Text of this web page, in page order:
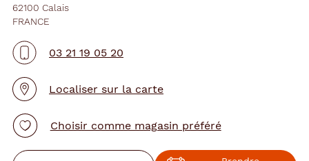
62100 Calais
FRANCE
03 21 19 05 20
Localiser sur la carte
Choisir comme magasin préféré